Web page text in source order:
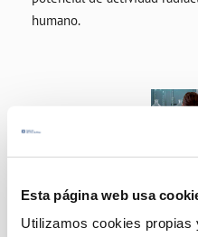
Esta página web usa
Utilizamos cookies propias
humano.
Determinación
Para garantizar la correcta